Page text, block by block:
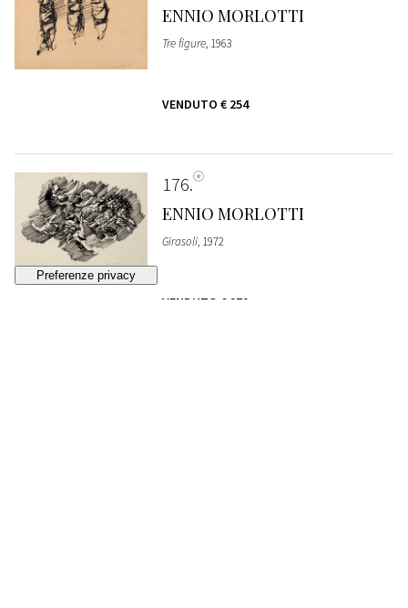
ENNIO MORLOTTI
Tre figure, 1963
VENDUTO € 254
176
ENNIO MORLOTTI
Girasoli, 1972
VENDUTO € 279